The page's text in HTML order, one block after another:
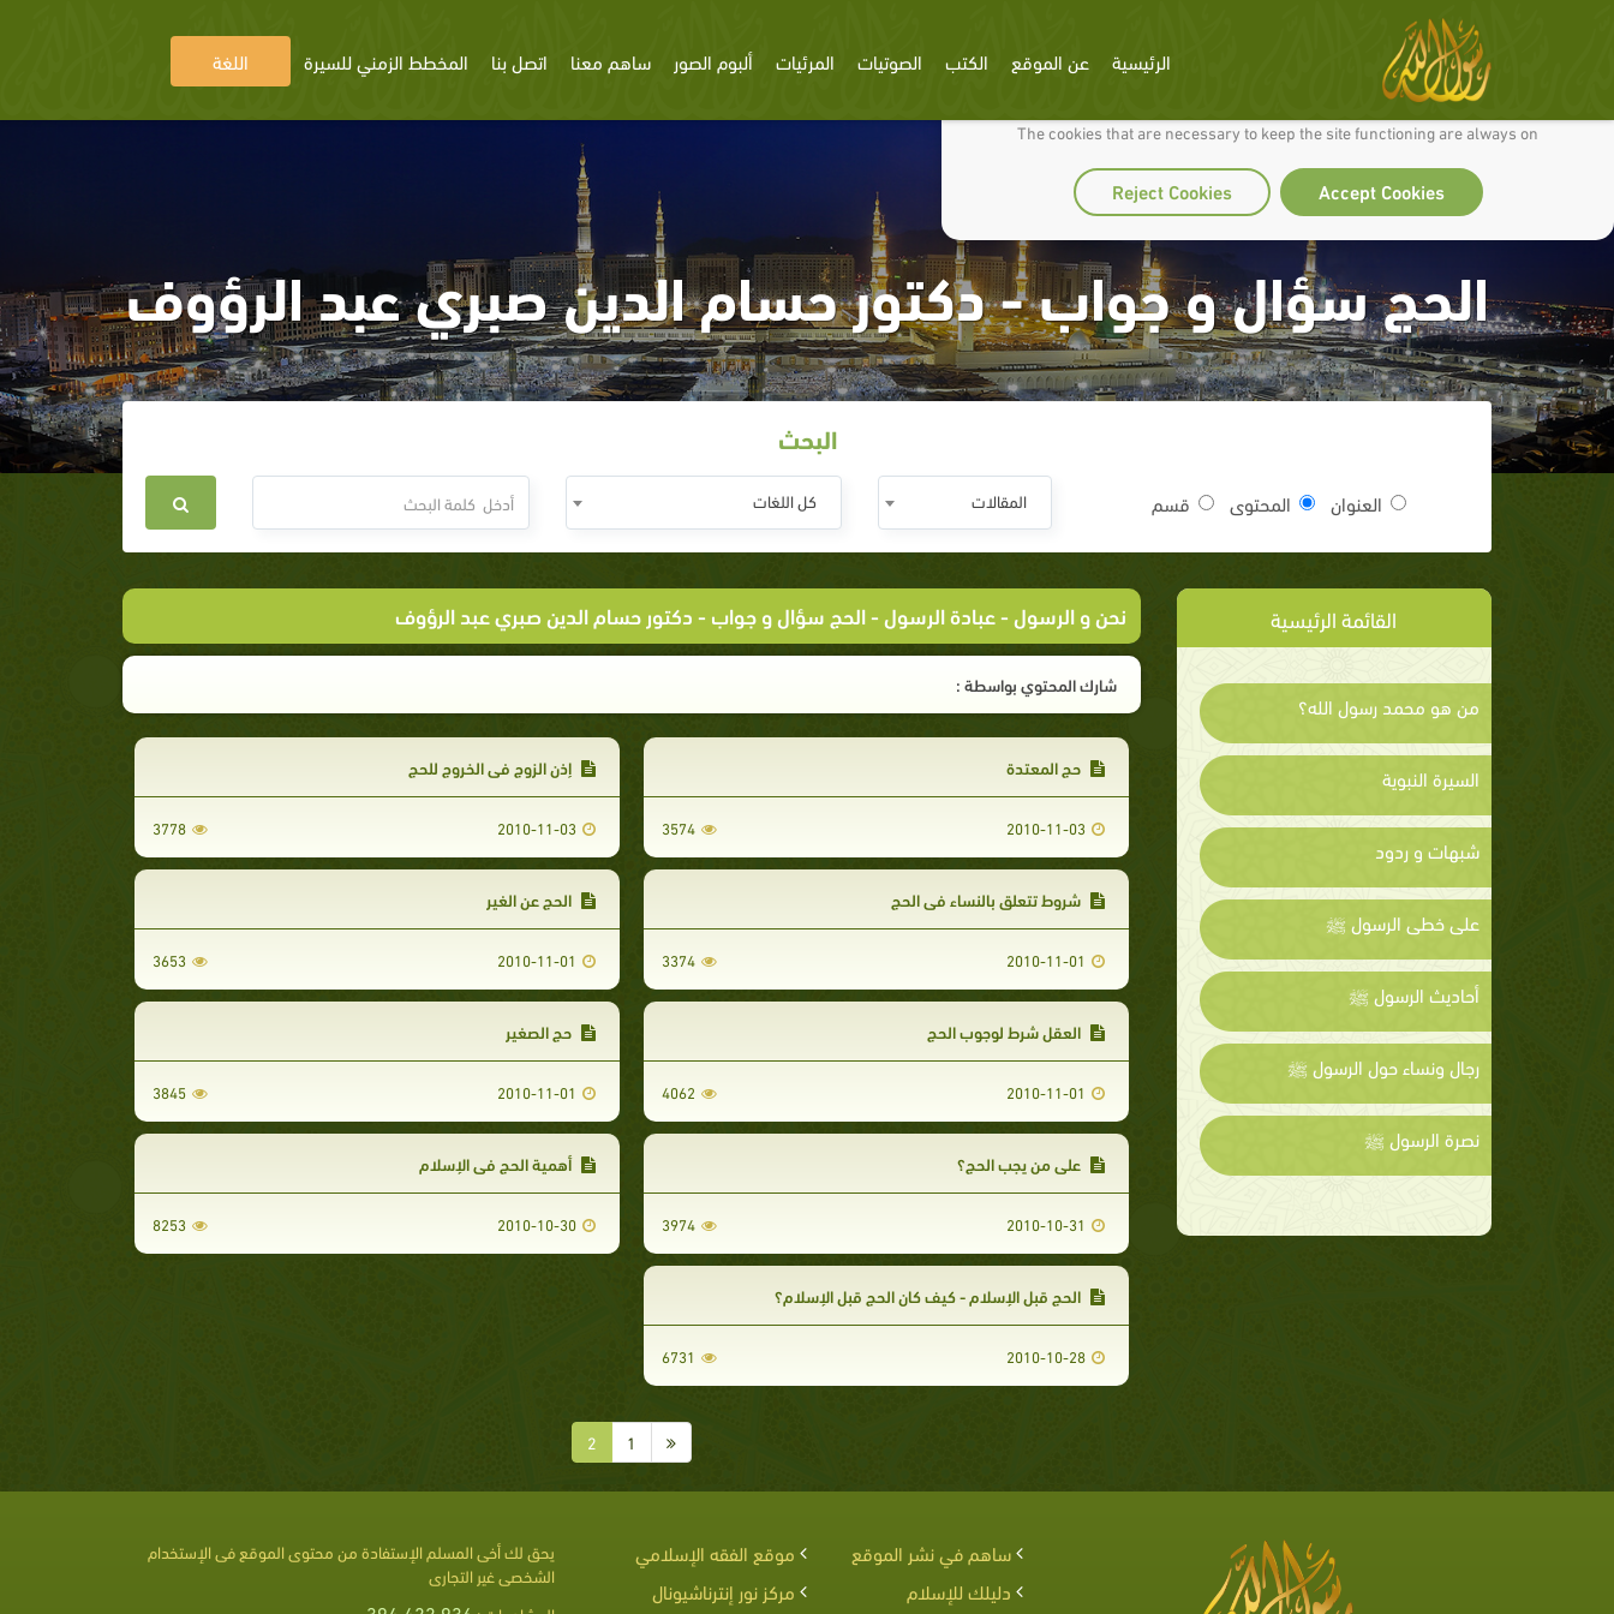
We use cookies to make our site work well for you and so we can continually improve it.
The cookies that are necessary to keep the site functioning are always on
Accept Cookies
Reject Cookies
الرئيسية عن الموقع الكتب الصوتيات المرئيات ألبوم الصور ساهم معنا اتصل بنا المخطط الزمني للسيرة اللغة
الحج سؤال و جواب - دكتور حسام الدين صبري عبد الرؤوف
البحث
العنوان المحتوى قسم المقالات كل اللغات
القائمة الرئيسية
من هو محمد رسول الله؟
السيرة النبوية
شبهات و ردود
على خطى الرسول ﷺ
أحاديث الرسول ﷺ
رجال ونساء حول الرسول ﷺ
نصرة الرسول ﷺ
نحن و الرسول -عبادة الرسول - الحج سؤال و جواب - دكتور حسام الدين صبري عبد الرؤوف
شارك المحتوي بواسطة :
حج المعتدة
2010-11-03
3574
إذن الزوج فى الخروج للحج
2010-11-03
3778
شروط تتعلق بالنساء فى الحج
2010-11-01
3374
الحج عن الغير
2010-11-01
3653
العقل شرط لوجوب الحج
2010-11-01
4062
حج الصغير
2010-11-01
3845
على من يجب الحج؟
2010-10-31
3974
أهمية الحج فى الإسلام
2010-10-30
8253
الحج قبل الإسلام - كيف كان الحج قبل الإسلام؟
2010-10-28
6731
1
2
ساهم في نشر الموقع
موقع الفقه الإسلامي
دليلك للإسلام
مركز نور إنترناشيونال
يحق لك أخى المسلم الإستفادة من محتوى الموقع فى الإستخدام
الشخصى غير التجارى